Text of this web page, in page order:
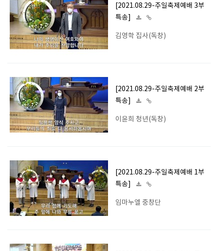
[2021.08.29-주일축제예배 3부
특송]
김영학 집사(독창)
[2021.08.29-주일축제예배 2부
특송]
이윤희 청년(독창)
[2021.08.29-주일축제예배 1부
특송]
임마누엘 중창단